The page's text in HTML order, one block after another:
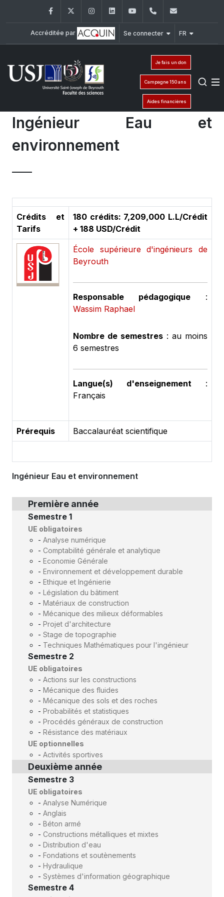
FacebookTwitter InstagramLinkedInYouTube+961 (1) 421 368
Accréditée par Se connecter FR
Je fais un don
Campagne 150 ans
Aides financières
Ingénieur Eau et
environnement
Crédits et
Tarifs
180 crédits: 7,209,000 L.L/Crédit
+ 188 USD/Crédit
École supérieure d'ingénieurs de
Beyrouth
Responsable pédagogique :
Wassim Raphael
Nombre de semestres : au moins
6 semestres
Langue(s) d'enseignement :
Français
Prérequis Baccalauréat scientifique
Ingénieur Eau et environnement
Première année
Semestre 1
UE obligatoires
- Analyse numérique
- Comptabilité générale et analytique
- Economie Générale
- Environnement et développement durable
- Ethique et Ingénierie
- Législation du bâtiment
- Matériaux de construction
- Mécanique des milieux déformables
- Projet d'architecture
- Stage de topographie
- Techniques Mathématiques pour l'ingénieur
Semestre 2
UE obligatoires
- Actions sur les constructions
- Mécanique des fluides
- Mécanique des sols et des roches
- Probabilités et statistiques
- Procédés généraux de construction
- Résistance des matériaux
UE optionnelles
- Activités sportives
Deuxième année
Semestre 3
UE obligatoires
- Analyse Numérique
- Anglais
- Béton armé
- Constructions métalliques et mixtes
- Distribution d'eau
- Fondations et soutènements
- Hydraulique
- Systèmes d'information géographique
Semestre 4